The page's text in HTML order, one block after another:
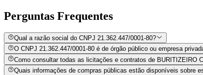
Perguntas Frequentes
Qual a razão social do CNPJ 21.362.447/0001-80?
O CNPJ 21.362.447/0001-80 é de órgão público ou empresa
Como consultar todas as licitações e contratos de BURITIZEIRO
Quais informações de compras públicas estão disponíveis sobre